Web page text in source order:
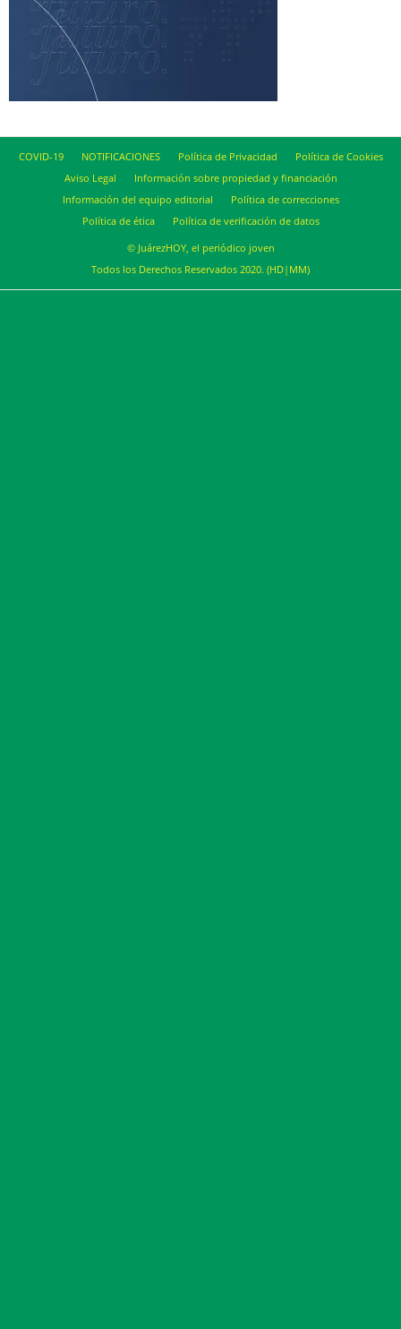
COVID-19 NOTIFICACIONES Política de Privacidad
Política de Cookies
Aviso Legal
Información sobre propiedad y financiación
Información del equipo editorial
Política de correcciones
Política de ética
Política de verificación de datos
© JuárezHOY, el periódico joven
Todos los Derechos Reservados 2020. (HD|MM)